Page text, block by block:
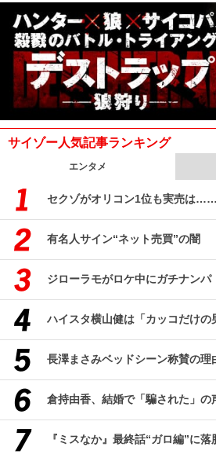
サイゾー人気記事ランキング
エンタメ
セクゾがオリコン1位も実売は……
有名人サイン“ネット売買”の闇
ジローラモがロケ中にガチナンパ
ハイスタ横山健は「カッコだけの
長澤まさみベッドシーン称賛の理
倉持由香、結婚で「騙された」の
『ミスなか』最終話“ガロ編”に